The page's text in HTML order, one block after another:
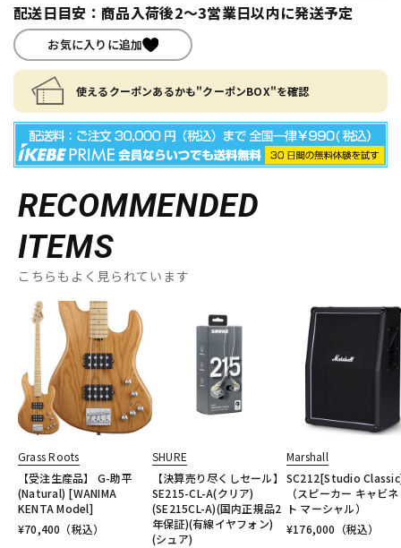
配送日目安：商品入荷後2～3営業日以内に発送予定
お気に入りに追加
使えるクーポンあるかも"クーポンBOX"を確認
RECOMMENDED
ITEMS
こちらもよく見られています
Grass Roots
【受注生産品】 G-助平
(Natural) [WANIMA
KENTA Model]
¥70,400 （税込）
SHURE
【決算売り尽くしセール】
SE215-CL-A(クリア)
(SE215CL-A)(国内正規品2
年保証)(有線イヤフォン)
(シュア)
Marshall
SC212[Studio
（スピーカー キャビ
ト マーシャル）
¥176,000 （税込）